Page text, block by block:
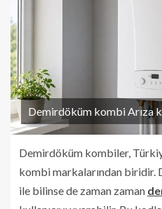
Demirdöküm kombi Arıza
Demirdöküm kombiler,
kombi markalarından biridir.
ile bilinse de zaman zaman